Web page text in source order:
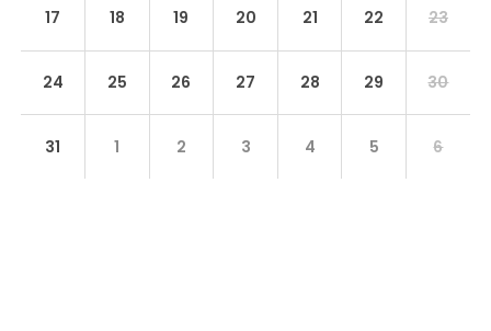
17 18 19 20 21 22 23
24 25 26 27 28 29 30
31 1 2 3 4 5 6